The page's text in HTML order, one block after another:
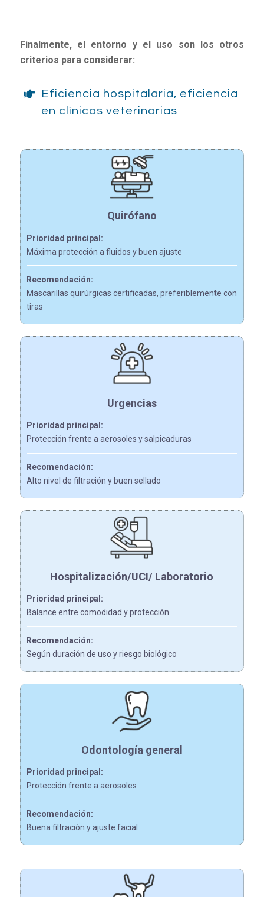
Finalmente, el entorno y el uso son los otros
criterios para considerar:
Eficiencia hospitalaria, eficiencia
en clínicas veterinarias
Quirófano
Prioridad principal:
Máxima protección a fluidos y buen ajuste
Recomendación:
Mascarillas quirúrgicas certificadas, preferiblemente con
tiras
Urgencias
Prioridad principal:
Protección frente a aerosoles y salpicaduras
Recomendación:
Alto nivel de filtración y buen sellado
Hospitalización/UCI/ Laboratorio
Prioridad principal:
Balance entre comodidad y protección
Recomendación:
Según duración de uso y riesgo biológico
Odontología general
Prioridad principal:
Protección frente a aerosoles
Recomendación:
Buena filtración y ajuste facial